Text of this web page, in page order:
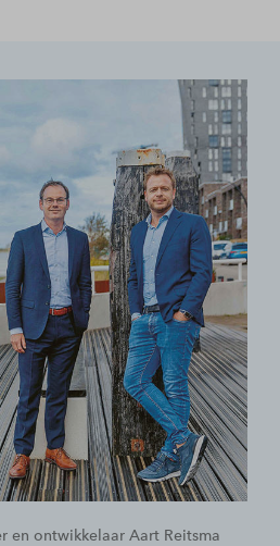
en ontwikkelaar Aart Reitsma